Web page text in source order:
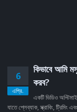
6
এপ্রি.
কিভাবে আমি
করব?
একটি ভিডিও
যাতে প্লেব্যাক, স্ক্রাবিং,